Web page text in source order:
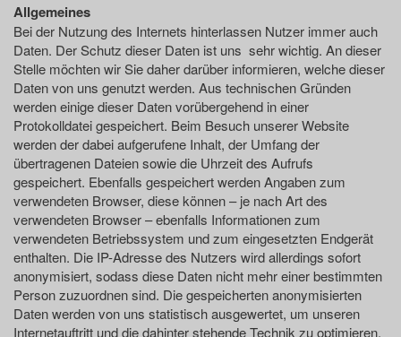
Allgemeines
Bei der Nutzung des Internets hinterlassen Nutzer immer auch
Daten. Der Schutz dieser Daten ist uns sehr wichtig. An dieser
Stelle möchten wir Sie daher darüber informieren, welche dieser
Daten von uns genutzt werden. Aus technischen Gründen
werden einige dieser Daten vorübergehend in einer
Protokolldatei gespeichert. Beim Besuch unserer Website
werden der dabei aufgerufene Inhalt, der Umfang der
übertragenen Dateien sowie die Uhrzeit des Aufrufs
gespeichert. Ebenfalls gespeichert werden Angaben zum
verwendeten Browser, diese können – je nach Art des
verwendeten Browser – ebenfalls Informationen zum
verwendeten Betriebssystem und zum eingesetzten Endgerät
enthalten. Die IP-Adresse des Nutzers wird allerdings sofort
anonymisiert, sodass diese Daten nicht mehr einer bestimmten
Person zuzuordnen sind. Die gespeicherten anonymisierten
Daten werden von uns statistisch ausgewertet, um unseren
Internetauftritt und die dahinter stehende Technik zu optimieren.